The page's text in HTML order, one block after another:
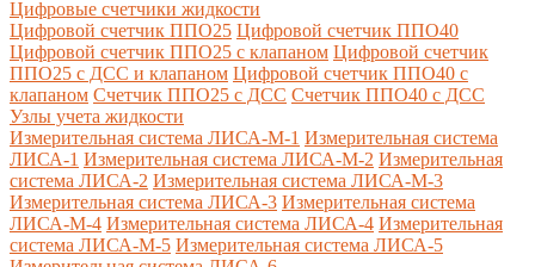
Цифровые счетчики жидкости
Цифровой счетчик ППО25 Цифровой счетчик ППО40
Цифровой счетчик ППО25 с клапаном Цифровой счетчик
ППО25 с ДСС и клапаном Цифровой счетчик ППО40 с
клапаном Счетчик ППО25 с ДСС Счетчик ППО40 с ДСС
Узлы учета жидкости
Измерительная система ЛИСА-М-1 Измерительная система
ЛИСА-1 Измерительная система ЛИСА-М-2 Измерительная
система ЛИСА-2 Измерительная система ЛИСА-М-3
Измерительная система ЛИСА-3 Измерительная система
ЛИСА-М-4 Измерительная система ЛИСА-4 Измерительная
система ЛИСА-М-5 Измерительная система ЛИСА-5